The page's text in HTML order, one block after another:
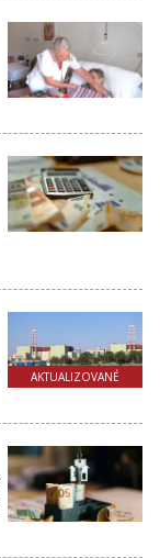
AKTUALIZOVANÉ